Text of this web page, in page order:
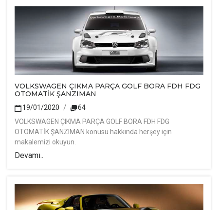
VOLKSWAGEN ÇIKMA PARÇA GOLF BORA FDH FDG
OTOMATİK ŞANZIMAN
19/01/2020
64
VOLKSWAGEN ÇIKMA PARÇA GOLF BORA FDH FDG
OTOMATİK ŞANZIMAN konusu hakkında herşey için
makalemizi okuyun.
Devamı..